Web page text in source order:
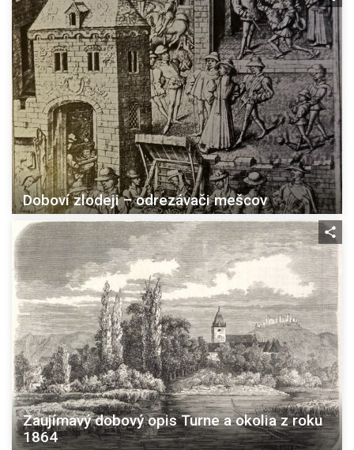
Doboví zlodeji – odrezávači mešcov
Zaujímavý dobový opis Turne a okolia z roku
1864